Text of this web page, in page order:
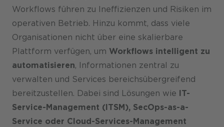
Workflows führen zu Ineffizienzen und Risiken im
operativen Betrieb. Hinzu kommt, dass viele
Organisationen nicht über eine skalierbare
Plattform verfügen, um Workflows intelligent zu
automatisieren, Informationen zentral zu
verwalten und Services bereichsübergreifend
bereitzustellen. Dabei sind Lösungen wie IT-
Service-Management (ITSM), SecOps-as-a-
Service oder Cloud-Services-Management